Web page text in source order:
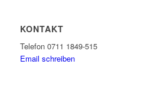
KONTAKT
Telefon 0711 1849-515
Email schreiben